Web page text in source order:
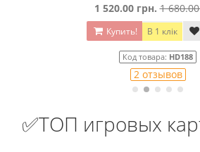
1 520.00 грн. 1
Купить! В 1 клік
Код товара: HD188
2 отзывов
✅ТОП игровых